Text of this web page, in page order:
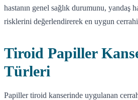
hastanın genel sağlık durumunu, yandaş
risklerini değerlendirerek en uygun
Tiroid Papiller
Türleri
Papiller tiroid kanserinde uygulanan